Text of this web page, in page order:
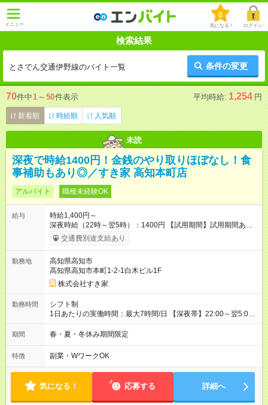
メニュー
0
気になる！ ログイン
検索結果
とさでん交通伊野線のバイト一覧 条件の変更
70件中1 ～ 50件表示 平均時給: 1,254 円
新着順 時給順 人気順
未読
深夜で時給1400円！金銭のやり取りほぼなし！食
事補助もあり◎／すき家 高知本町店
アルバイト 職種未経験OK
給与
時給1,400円～
深夜時給（22時～翌5時）：1400円 【試用期間】試用期間あり
試用期間の長さ：1ヶ月 雇用形態、給与は本採用時と同じです。
試用期間の実態は30日（※条件変更なし）ですが、切り上げで
同時給）
交通費別途支給あり
勤務地
高知県高知市
高知県高知市本町1-2-1白木ビル1F
株式会社すき家
勤務時間
シフト制
1日あたりの実働時間：最大7時間/日 【深夜帯】22:00～翌5:00
週2日～・1日2h～OK◎ ※22:00から翌5:00までは18歳以上の方
のみ勤務可能です（18歳未満の深夜業務禁止のため） ★深夜で
す。 必ず、2名以上での勤務を行いますので、安心して働けま
す。
期間 春・夏・冬休み期間限定
特徴 副業・WワークOK
気になる！ 応募する 詳細へ